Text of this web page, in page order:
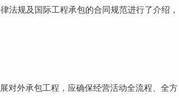
法规及国际工程承包的合同规范进行了介绍，
对外承包工程，应确保经营活动全流程、全方